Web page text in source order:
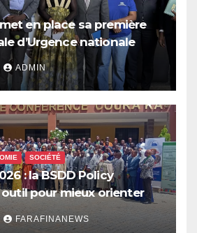
en place sa première
d’Urgence nationale
ADMIN
SOCIÉTÉ
: la BSDD Policy
outil pour mieux orienter
FARAFINANEWS